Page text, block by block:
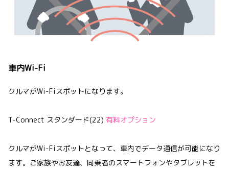
車内Wi-Fi
クルマがWi-Fiスポットになります。
T-Connect スタンダード(22) 有料オプション
クルマがWi-Fiスポットとなって、車内でデータ通信が可能になり
ます。ご家族やお友達、同乗者のスマートフォンやタブレットを